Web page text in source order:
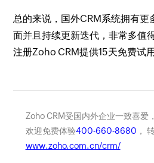
总的来说，国外CRM系统拥有更
面并且持续更新迭代，非常多值
注册Zoho CRM提供15天免费试
Zoho CRM受国内外企业一致喜爱
欢迎免费体验400-660-8680 ，
www.zoho.com.cn/crm/